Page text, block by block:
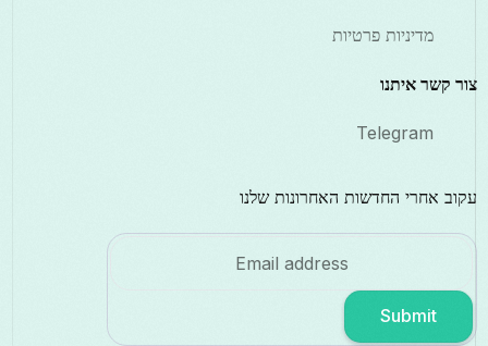
מדיניות פרטיות
צור קשר איתנו
Telegram
עקוב אחרי החדשות האחרונות שלנו
Submit